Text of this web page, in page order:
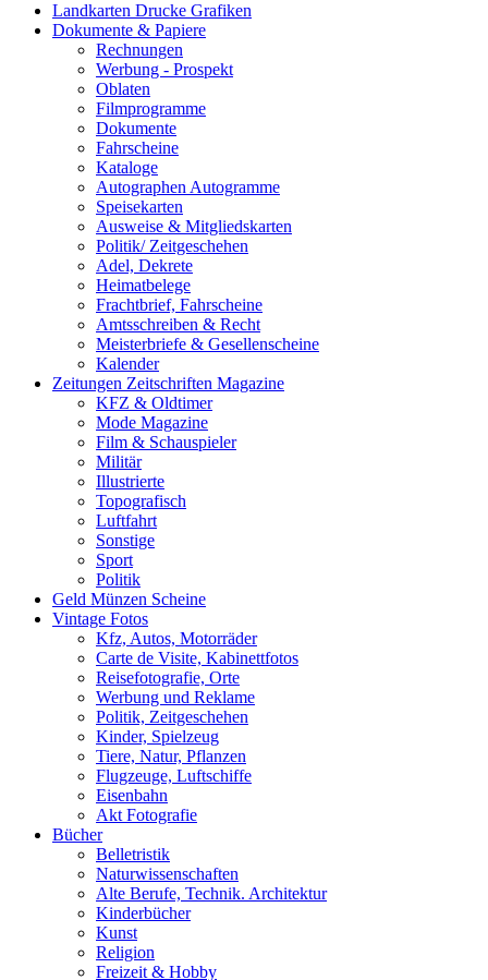
Landkarten Drucke Grafiken
Dokumente & Papiere
Rechnungen
Werbung - Prospekt
Oblaten
Filmprogramme
Dokumente
Fahrscheine
Kataloge
Autographen Autogramme
Speisekarten
Ausweise & Mitgliedskarten
Politik/ Zeitgeschehen
Adel, Dekrete
Heimatbelege
Frachtbrief, Fahrscheine
Amtsschreiben & Recht
Meisterbriefe & Gesellenscheine
Kalender
Zeitungen Zeitschriften Magazine
KFZ & Oldtimer
Mode Magazine
Film & Schauspieler
Militär
Illustrierte
Topografisch
Luftfahrt
Sonstige
Sport
Politik
Geld Münzen Scheine
Vintage Fotos
Kfz, Autos, Motorräder
Carte de Visite, Kabinettfotos
Reisefotografie, Orte
Werbung und Reklame
Politik, Zeitgeschehen
Kinder, Spielzeug
Tiere, Natur, Pflanzen
Flugzeuge, Luftschiffe
Eisenbahn
Akt Fotografie
Bücher
Belletristik
Naturwissenschaften
Alte Berufe, Technik. Architektur
Kinderbücher
Kunst
Religion
Freizeit & Hobby